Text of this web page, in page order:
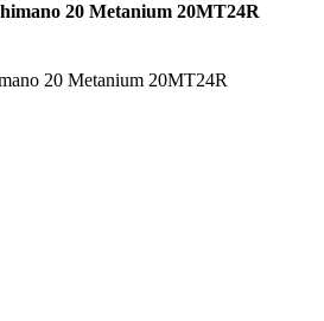
20 Metanium 20MT24R
20 Metanium 20MT24R